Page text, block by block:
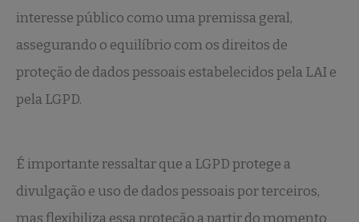
interesse público como uma premissa geral,
assegurando o equilíbrio com os direitos de
proteção de dados pessoais estabelecidos pela LAI e
pela LGPD.
É importante ressaltar que a LGPD protege a
divulgação e uso de dados pessoais por terceiros,